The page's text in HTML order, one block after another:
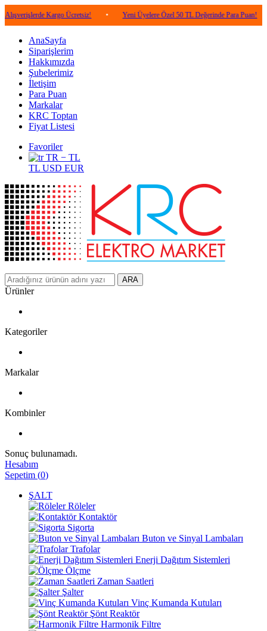
Kargo Ücretsiz! • Yeni Üyelere Özel 50 TL Değerinde Para Puan! •
AnaSayfa
Siparişlerim
Hakkımızda
Şubelerimiz
İletişim
Para Puan
Markalar
KRC Toptan
Fiyat Listesi
Favoriler
TR − TL
TL USD EUR
ARA
Ürünler
Kategoriler
Markalar
Kombinler
Sonuç bulunamadı.
Hesabım
Sepetim (0)
ŞALT
Röleler
Kontaktör
Sigorta
Buton ve Sinyal Lambaları
Trafolar
Enerji Dağıtım Sistemleri
Ölçme
Zaman Saatleri
Şalter
Vinç Kumanda Kutuları
Şönt Reaktör
Harmonik Filtre